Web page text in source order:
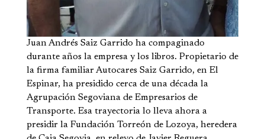
Juan Andrés Saiz Garrido ha compaginado
durante años la empresa y los libros. Propietario de
la firma familiar Autocares Saiz Garrido, en El
Espinar, ha presidido cerca de una década la
Agrupación Segoviana de Empresarios de
Transporte. Esa trayectoria lo lleva ahora a
presidir la Fundación Torreón de Lozoya, heredera